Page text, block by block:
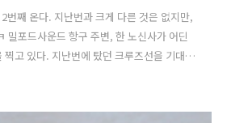
번째 온다. 지난번과 크게 다른 것은 없지만,
밀포드사운드 항구 주변, 한 노신사가 어딘
찍고 있다. 지난번에 탔던 크루즈선을 기대했
있는 것이다. 이게 12달러의 차이인가? 이
사운드 항구에서 출발하면 가장 먼저 볼 수